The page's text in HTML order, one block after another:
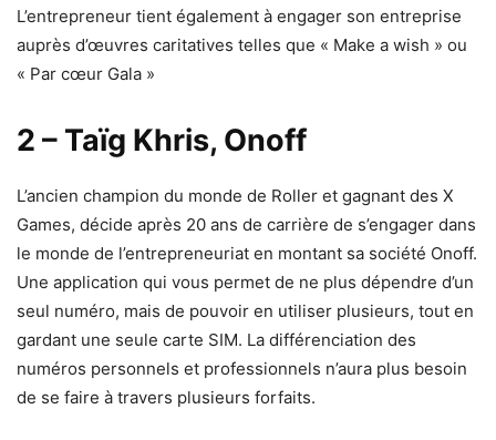
L’entrepreneur tient également à engager son entreprise
auprès d’œuvres caritatives telles que « Make a wish » ou
« Par cœur Gala »
2 – Taïg Khris, Onoff
L’ancien champion du monde de Roller et gagnant des X
Games, décide après 20 ans de carrière de s’engager dans
le monde de l’entrepreneuriat en montant sa société Onoff.
Une application qui vous permet de ne plus dépendre d’un
seul numéro, mais de pouvoir en utiliser plusieurs, tout en
gardant une seule carte SIM. La différenciation des
numéros personnels et professionnels n’aura plus besoin
de se faire à travers plusieurs forfaits.